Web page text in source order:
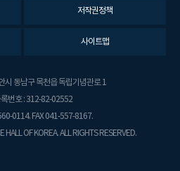
저작권정책
사이트맵
시 동남구 목천읍 독립기념관로 1
번호 : 312-82-02552
0114. FAX 041-557-8167.
OF KOREA. ALL RIGHTS RESERVED.